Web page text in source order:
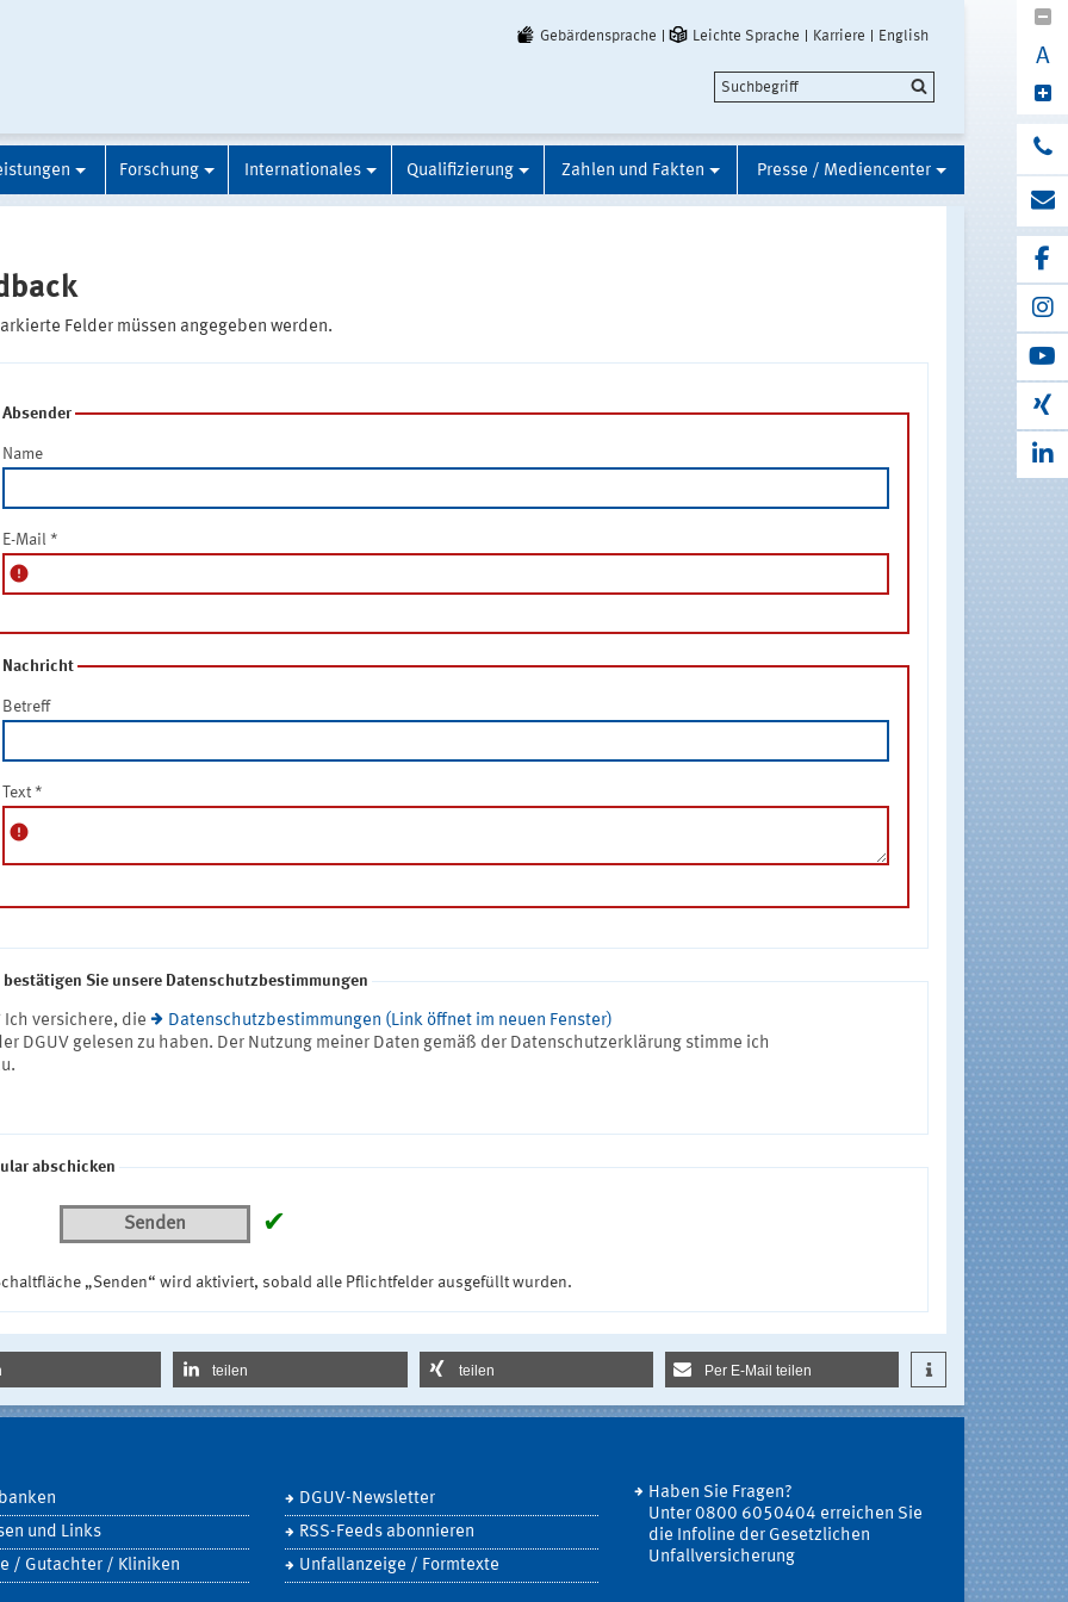
Gebärdensprache Leichte Sprache Karriere English
A
Forschung Internationales Qualifizierung Zahlen und Fakten Presse / Mediencenter
Felder müssen angegeben werden.
Absender
Name
E-Mail *
error
Nachricht
Betreff
Text *
error
Sie unsere Datenschutzbestimmungen
Ich versichere, die
Datenschutzbestimmungen (Link öffnet im neuen Fenster)
DGUV gelesen zu haben. Der Nutzung meiner Daten gemäß der Datenschutzerklärung stimme ich
abschicken
Senden ✔
„Senden“ wird aktiviert, sobald alle Pflichtfelder ausgefüllt wurden.
teilen teilen Per E-Mail teilen
und Links
/ Gutachter / Kliniken
DGUV-Newsletter
RSS-Feeds abonnieren
Unfallanzeige / Formtexte
Haben Sie Fragen?
Unter 0800 6050404 erreichen Sie
die Infoline der Gesetzlichen
Unfallversicherung